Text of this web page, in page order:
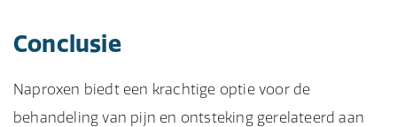
Conclusie
Naproxen biedt een krachtige optie voor de
behandeling van pijn en ontsteking gerelateerd aan